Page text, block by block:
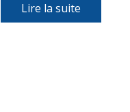
Lire la suite​